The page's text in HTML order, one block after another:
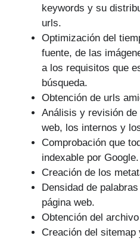
keywords y su
urls.
Optimización del
fuente, de las
a los requisitos que
búsqueda.
Obtención de urls
Análisis y revisión
web, los internos y
Comprobación que
indexable por Google.
Creación de los
Densidad de
página web.
Obtención del
Creación del